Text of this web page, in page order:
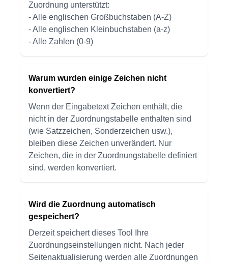
Zuordnung unterstützt:
- Alle englischen Großbuchstaben (A-Z)
- Alle englischen Kleinbuchstaben (a-z)
- Alle Zahlen (0-9)
Warum wurden einige Zeichen nicht
konvertiert?
Wenn der Eingabetext Zeichen enthält, die
nicht in der Zuordnungstabelle enthalten sind
(wie Satzzeichen, Sonderzeichen usw.),
bleiben diese Zeichen unverändert. Nur
Zeichen, die in der Zuordnungstabelle definiert
sind, werden konvertiert.
Wird die Zuordnung automatisch
gespeichert?
Derzeit speichert dieses Tool Ihre
Zuordnungseinstellungen nicht. Nach jeder
Seitenaktualisierung werden alle Zuordnungen